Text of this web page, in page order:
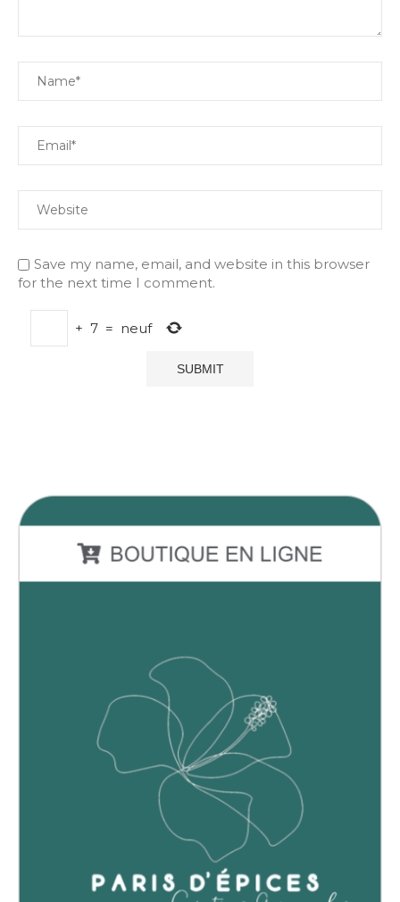
Save my name, email, and website in this browser
for the next time I comment.
+ 7 = neuf